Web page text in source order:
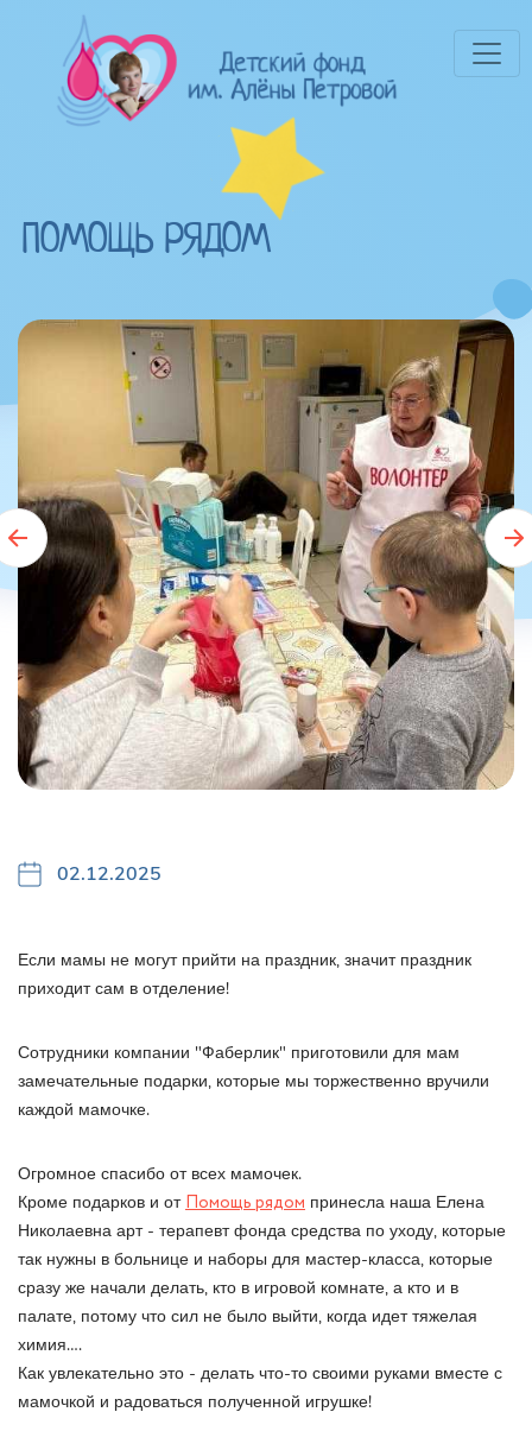
ПОМОЩЬ РЯДОМ
02.12.2025
Если мамы не могут прийти на праздник, значит праздник
приходит сам в отделение!
Сотрудники компании "Фаберлик" приготовили для мам
замечательные подарки, которые мы торжественно вручили
каждой мамочке.
Огромное спасибо от всех мамочек.
Кроме подарков и отПомощь рядом принесла наша Елена
Николаевна арт - терапевт фонда средства по уходу, которые
так нужны в больнице и наборы для мастер-класса, которые
сразу же начали делать, кто в игровой комнате, а кто и в
палате, потому что сил не было выйти, когда идет тяжелая
химия….
Как увлекательно это - делать что-то своими руками вместе с
мамочкой и радоваться полученной игрушке!